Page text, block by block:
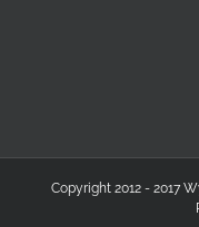
Copyright 2012 - 2017